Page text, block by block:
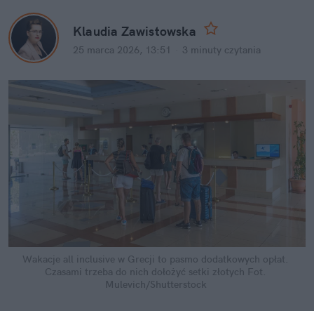
Klaudia Zawistowska
25 marca 2026, 13:51 3 minuty czytania
Wakacje all inclusive w Grecji to pasmo dodatkowych opłat.
Czasami trzeba do nich dołożyć setki złotych Fot.
Mulevich/Shutterstock